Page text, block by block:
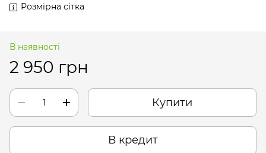
Розмірна сітка
В наявності
2 950 грн
Купити
В кредит